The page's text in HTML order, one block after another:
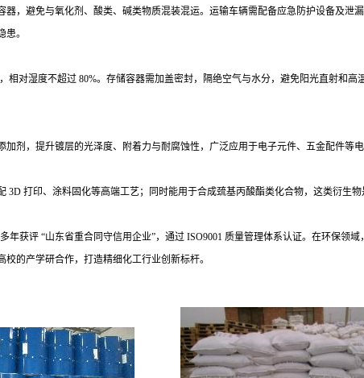
，避免与氧化剂、酸类、碱类物质混装混运。运输车辆需配备应急防护设备及泄
。
相对湿度不超过 80%。存储容器需加盖密封，隔绝空气与水分，避免阳光直射和
剂，提升镀层的光泽度、附着力与耐腐蚀性，广泛应用于电子元件、五金配件等
3D 打印、涂料固化等高端工艺；同时能用于合成巯基丙酸酯类化合物，这类衍生
年获评 “山东省重合同守信用企业”，通过 ISO9001 质量管理体系认证。在环保领
的产学研合作，打造精细化工行业创新标杆。